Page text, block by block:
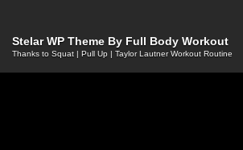
Stelar WP Theme By Full Body Workout
Thanks to Squat | Pull Up | Taylor Lautner Workout Routine